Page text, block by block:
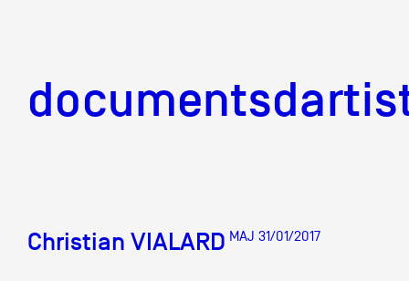
Christian VIALARD MAJ 31/01/2017